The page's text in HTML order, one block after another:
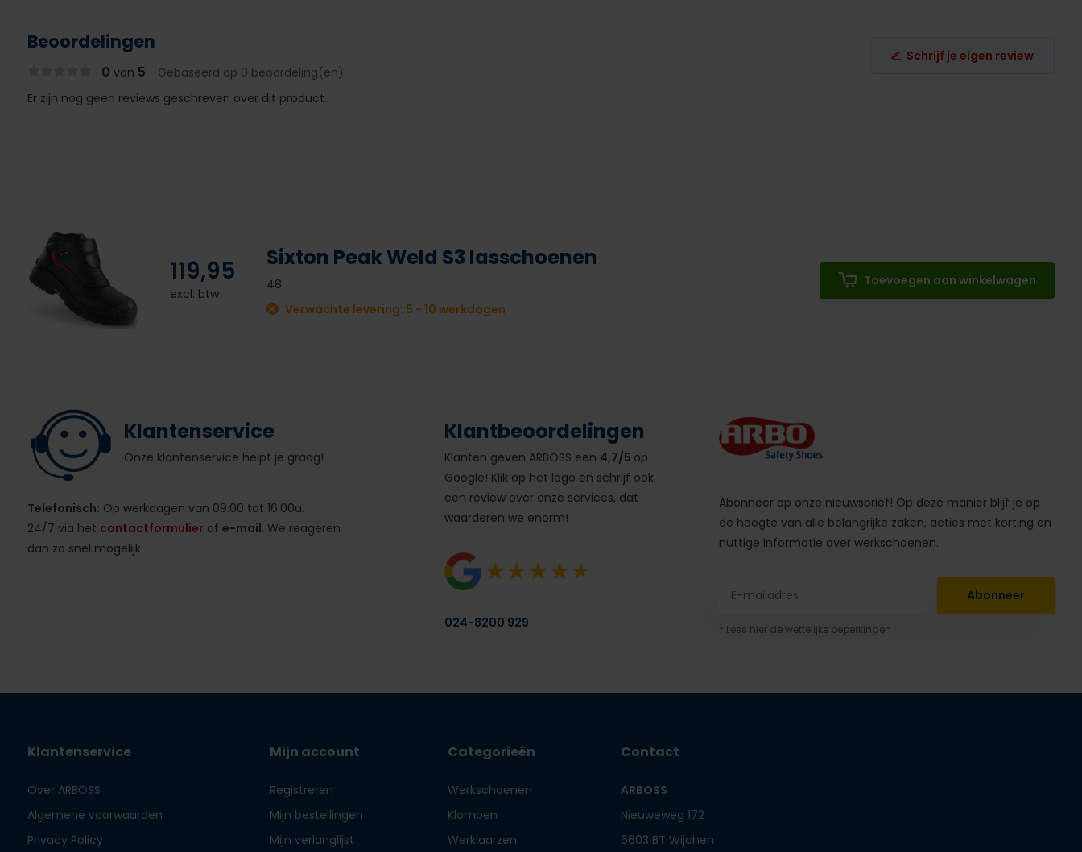
Beoordelingen
0 van 5 Gebaseerd op 0 beoordeling(en)
Schrijf je eigen review
Er zijn nog geen reviews geschreven over dit product..
119,95
excl. btw
Sixton Peak Weld S3 lasschoenen
48
Verwachte levering: 5 - 10 werkdagen
Toevoegen aan winkelwagen
Klantenservice
Onze klantenservice helpt je graag!
Telefonisch: Op werkdagen van 09:00 tot 16:00u.
24/7 via het contactformulierof e-mail. We reageren
dan zo snel mogelijk.
Klantbeoordelingen
Klanten geven ARBOSS een 4,7/5 op
Google! Klik op het logo en schrijf ook
een review over onze services, dat
waarderen we enorm!
024-8200 929
Abonneer op onze nieuwsbrief! Op deze manier blijf je op
de hoogte van alle belangrijke zaken, acties met korting en
nuttige informatie over werkschoenen.
Abonneer
* Lees hier de wettelijke beperkingen
Klantenservice
Over ARBOSS
Algemene voorwaarden
Privacy Policy
Mijn account
Registreren
Mijn bestellingen
Mijn verlanglijst
Categorieën
Werkschoenen
Klompen
Werklaarzen
Contact
ARBOSS
Nieuweweg 172
6603 BT Wijchen